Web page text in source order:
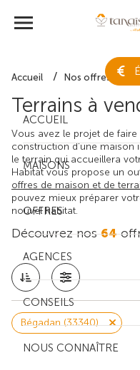
ACCUEIL
MAISONS
OFFRES
AGENCES
CONSEILS
NOUS CONNAÎTRE
Accueil Nos offres de
Terrains à
Vous avez le projet de
construction d'une maison
le terrain qui accueillera
Habitat vous propose un
offres de maison et de
pouvez mieux préparer
nouvel habitat.
Découvrez nos64
Bégadan (33340)